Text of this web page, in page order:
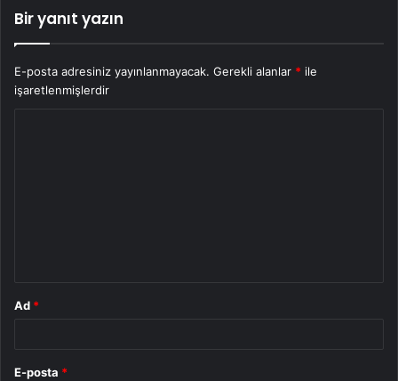
Bir yanıt yazın
E-posta adresiniz yayınlanmayacak. Gerekli alanlar * ile
işaretlenmişlerdir
Ad *
E-posta *